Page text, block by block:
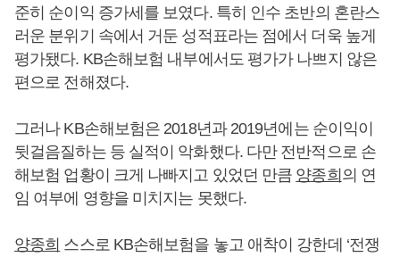
준히 순이익 증가세를 보였다. 특히 인수 초반의 혼란스
러운 분위기 속에서 거둔 성적표라는 점에서 더욱 높게
평가됐다. KB손해보험 내부에서도 평가가 나쁘지 않은
편으로 전해졌다.
그러나 KB손해보험은 2018년과 2019년에는 순이익이
뒷걸음질하는 등 실적이 악화했다. 다만 전반적으로 손
해보험 업황이 크게 나빠지고 있었던 만큼 양종희의 연
임 여부에 영향을 미치지는 못했다.
양종희 스스로 KB손해보험을 놓고 애착이 강한데 ‘전쟁